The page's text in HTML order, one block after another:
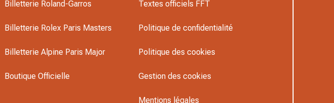
Billetterie Roland-Garros
Billetterie Rolex Paris Masters
Billetterie Alpine Paris Major
Boutique Officielle
Textes officiels FFT
Politique de confidentialité
Politique des cookies
Gestion des cookies
Mentions légales